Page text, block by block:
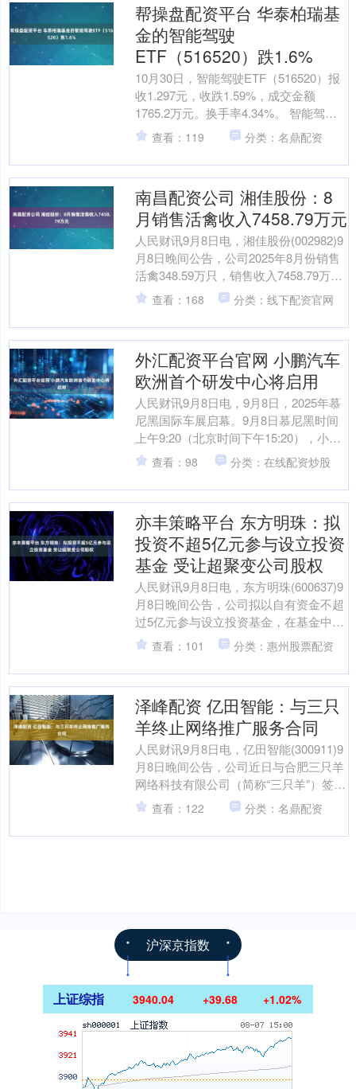
帮操盘配资平台 华泰柏瑞基
金的智能驾驶
ETF（516520）跌1.6%
10月30日，智能驾驶ETF（516520）报
收1.297元，收跌1.59%，成交金额
1765.2万元。换手率4.34%。 智能驾驶
ETF成立于2021年02月....
查看：119 分类：名鼎配资
南昌配资公司 湘佳股份：8
月销售活禽收入7458.79万元
人民财讯9月8日电，湘佳股份(002982)9
月8日晚间公告，公司2025年8月份销售
活禽348.59万只，销售收入7458.79万
元，销售均价10.70元/公....
查看：168 分类：线下配资官网
外汇配资平台官网 小鹏汽车
欧洲首个研发中心将启用
人民财讯9月8日电，9月8日，2025年慕
尼黑国际车展启幕。9月8日慕尼黑时间
上午9:20（北京时间下午15:20），小鹏
汽车举办了以“引领AI未来出行”为主题....
查看：98 分类：在线配资炒股
亦丰策略平台 东方明珠：拟
投资不超5亿元参与设立投资
基金 受让超聚变公司股权
人民财讯9月8日电，东方明珠(600637)9
月8日晚间公告，公司拟以自有资金不超
过5亿元参与设立投资基金，在基金中的
出资比例不超过50%，并担任有限合伙
人。若....
查看：101 分类：惠州股票配资
泽峰配资 亿田智能：与三只
羊终止网络推广服务合同
人民财讯9月8日电，亿田智能(300911)9
月8日晚间公告，公司近日与合肥三只羊
网络科技有限公司（简称“三只羊”）签署
了《终止协议》，因双方战略合作规划
调整，....
查看：122 分类：名鼎配资
沪深京指数
上证综指 3940.04 +39.68 +1.02%